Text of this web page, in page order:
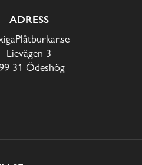
ADRESS
Lievägen 3
31 Ödeshög